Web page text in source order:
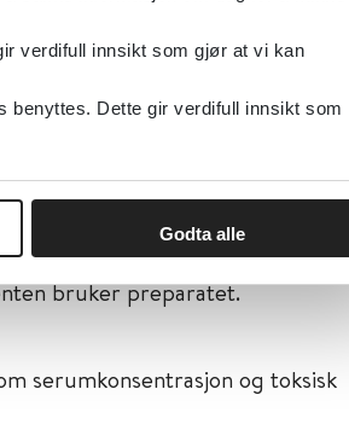
verdifull innsikt som gjør at vi kan
benyttes. Dette gir verdifull innsikt som
Godta alle
basebalanse (blodgass), lever-
bruker preparatet.
serumkonsentrasjon og toksisk